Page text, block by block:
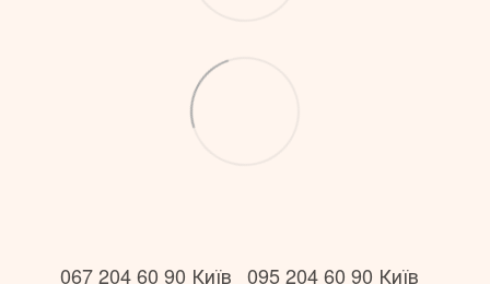
067 204 60 90 Київ 095 204 60 90 Київ